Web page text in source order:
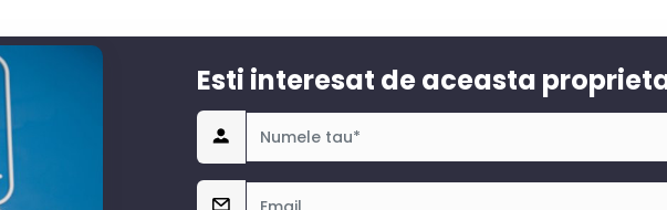
Esti interesat de aceasta